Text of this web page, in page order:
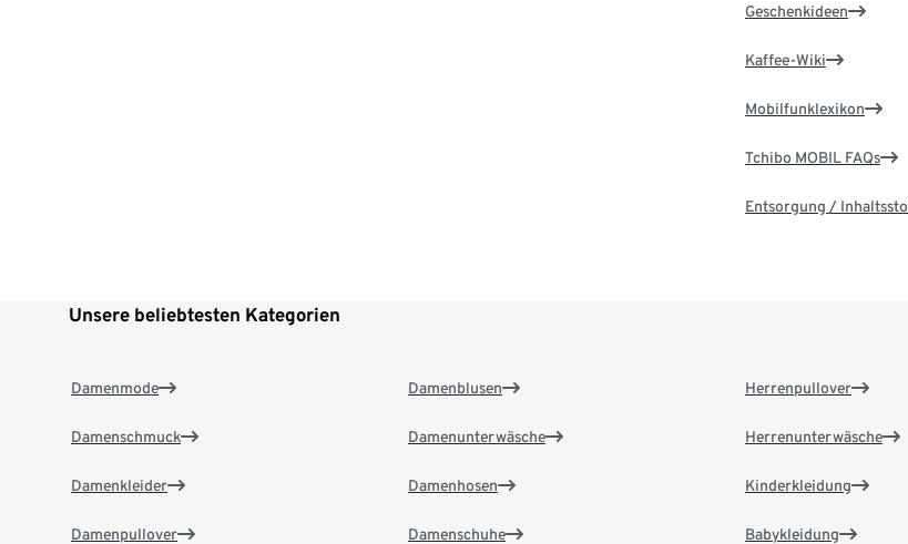
Geschenkideen
Kaffee-Wiki
Mobilfunklexikon
Tchibo MOBIL FAQs
Entsorgung /
Unsere beliebtesten Kategorien
Damenmode
Damenschmuck
Damenkleider
Damenpullover
Damenblusen
Damenunterwäsche
Damenhosen
Damenschuhe
Herrenpullover
Herrenunterwäsche
Kinderkleidung
Babykleidung